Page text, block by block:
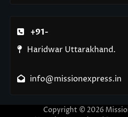
+91-
Haridwar Uttarakhand.
info@missionexpress.in
Copyright © 2026